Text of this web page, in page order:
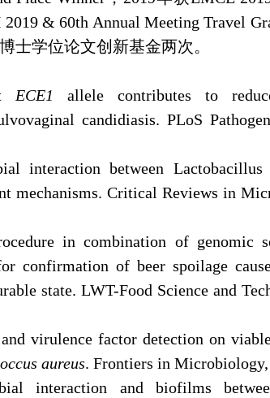
2019 & 60th Annual Meeting Travel
士学位论文创新基金两次。
ECE1 allele contributes to
candidiasis. PLoS
interaction between
mechanisms. Critical Reviews in
in combination of genomic
confirmation of beer spoilage
state. LWT-Food Science and
and virulence factor detection on
aureus. Frontiers in
interaction and biofilms